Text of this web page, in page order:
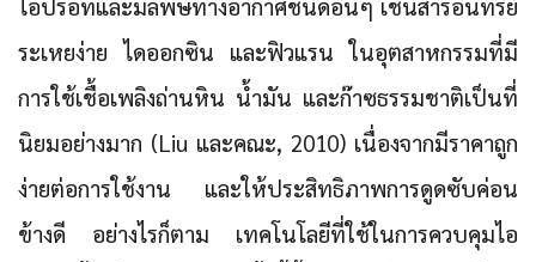
ไอปรอทและมลพิษทางอากาศชนิดอื่นๆ เช่นสารอินทรีย์
ระเหยง่าย ไดออกซิน และฟิวแรน ในอุตสาหกรรมที่มี
การใช้เชื้อเพลิงถ่านหิน น้ำมัน และก๊าซธรรมชาติเป็นที่
นิยมอย่างมาก (Liu และคณะ, 2010) เนื่องจากมีราคาถูก
ง่ายต่อการใช้งาน และให้ประสิทธิภาพการดูดซับค่อน
ข้างดี อย่างไรก็ตาม เทคโนโลยีที่ใช้ในการควบคุมไอ